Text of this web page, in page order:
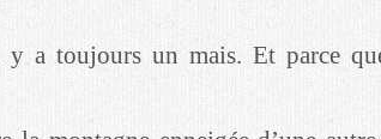
y a toujours un mais. Et parce